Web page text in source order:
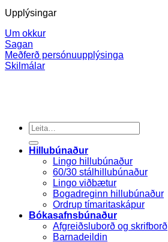
Upplýsingar
Um okkur
Sagan
Meðferð persónuupplýsinga
Skilmálar
Search
for:
Hillubúnaður
Lingo hillubúnaður
60/30 stálhillubúnaður
Lingo viðbætur
Bogadreginn hillubúnaður
Ordrup tímaritaskápur
Bókasafnsbúnaður
Afgreiðsluborð og skrifborð
Barnadeildin